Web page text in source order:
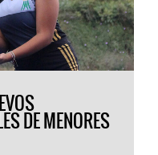
DE MENORES